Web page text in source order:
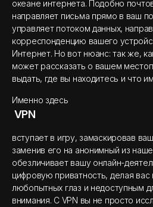
океане интернета. Подобно
направляет письма прямо в ваш
управляет потоком данных,
корреспонденцию вашего
Интернет. Но вот нюанс: так же,
может рассказать о вашем
выдать, где вы находитесь и что
Именно здесь
VPN
вступает в игру, замаскировав
заменив его на анонимный из
обезличивает вашу онлайн-
цифровую приватность, делая
любопытных глаз и недоступным
внимания. С VPN вы не просто